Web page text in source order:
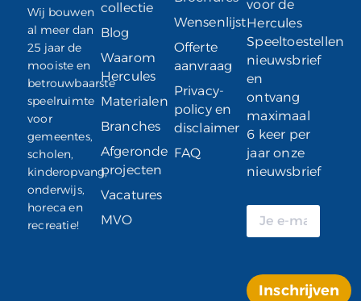
Wij bouwen
al meer dan
25 jaar de
mooiste en
betrouwbaarste
speelruimte
voor
gemeentes,
scholen,
kinderopvang,
onderwijs,
horeca en
recreatie!
collectie
Blog
Waarom
Hercules
Materialen
Branches
Afgeronde
projecten
Vacatures
MVO
Wensenlijst
Offerte
aanvraag
Privacy-
policy en
disclaimer
FAQ
voor de
Hercules
Speeltoestellen
nieuwsbrief
en
ontvang
maximaal
6 keer per
jaar onze
nieuwsbrief
Inschrijven